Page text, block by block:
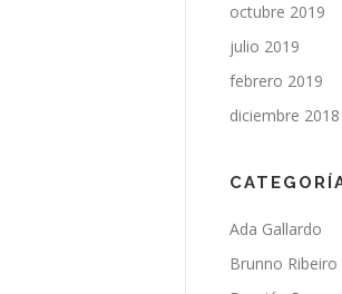
octubre 2019
julio 2019
febrero 2019
diciembre 2018
Ada Gallardo
Brunno Ribeiro